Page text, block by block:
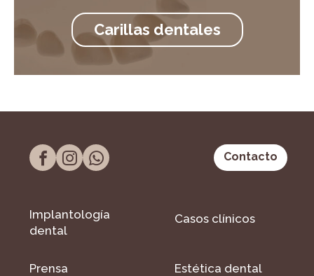
Carillas dentales
Contacto
Implantología
dental
Casos clínicos
Prensa Estética dental